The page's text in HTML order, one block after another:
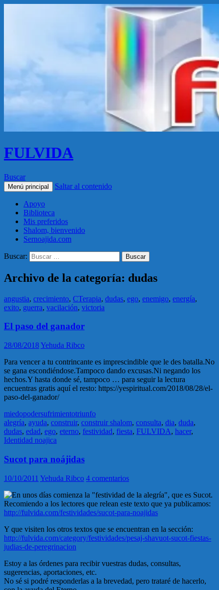
FULVIDA
Buscar
Menú principal Saltar al contenido
Apoyo
Biblioteca
Mis preferidos
Shalom, bienvenido
Sernoajida.com
Buscar:
Archivo de la categoría: dudas
angustia, crecimiento, CTerapia, dudas, ego, enemigo, energía,
exito, guerra, vacilación, victoria
El paso del ganador
28/08/2018Yehuda Ribco
Para vencer a tu contrincante es imprescindible que le des batalla.No
se gana escondiéndose.Tampoco dando excusas.Ni negando los
hechos.Y hasta donde sé, tampoco … para seguir la lectura
encuentras gratis aquí el resto: https://yespiritual.com/2018/08/28/el-
paso-del-ganador/
miedopodersufrimientotriunfo
alegría, ayuda, construir, construir shalom, consulta, dia, duda,
dudas, edad, ego, eterno, festividad, fiesta, FULVIDA, hacer,
Identidad noajica
Sucot para noájidas
10/10/2011 Yehuda Ribco 4 comentarios
En unos días comienza la "festividad de la alegría", que es Sucot.
Recomiendo a los lectores que relean este texto que ya publicamos:
http://fulvida.com/festividades/sucot-para-noajidas
Y que visiten los otros textos que se encuentran en la sección:
http://fulvida.com/category/festividades/pesaj-shavuot-sucot-fiestas-
judias-de-peregrinacion
Estoy a las órdenes para recibir vuestras dudas, consultas,
sugerencias, aportaciones, etc.
No sé si podré responderlas a la brevedad, pero trataré de hacerlo,